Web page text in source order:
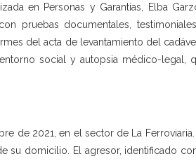
en Personas y Garantías, Elba
pruebas documentales,
del acta de levantamiento del
social y autopsia médico-legal,
de 2021, en el sector de La Ferroviaria.
su domicilio. El agresor, identificado